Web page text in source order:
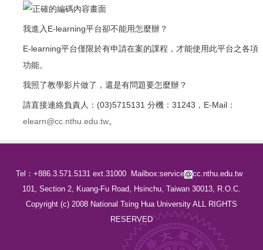
我進入E-learning平台卻不能用怎麼辦？
E-learning平台僅限於有申請在案的課程，才能使用此平台之各項
功能。
我照了教學影片做了，還是有問題要怎麼辦？
請直接連絡負責人：(03)5715131 分機：31243，E-Mail：
elearn@cc.nthu.edu.tw。
Tel：+886.3.571.5131 ext.31000 Mailbox:service
cc.nthu.edu.tw
101, Section 2, Kuang-Fu Road, Hsinchu, Taiwan 30013, R.O.C.
Copyright (c) 2008 National Tsing Hua University ALL RIGHTS
RESERVED